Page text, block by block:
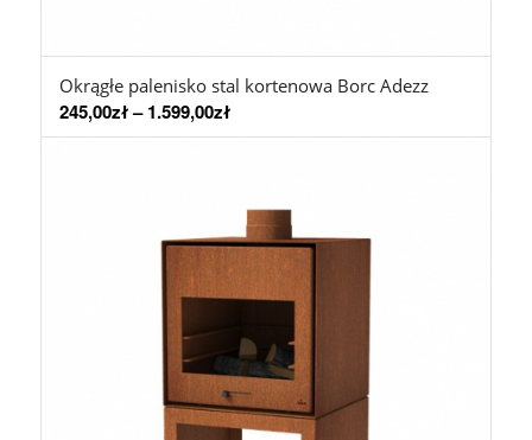
Okrągłe palenisko stal kortenowa Borc Adezz
245,00zł–1.599,00zł